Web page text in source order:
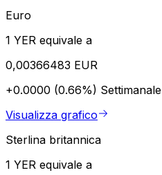
Euro
1 YER equivale a
0,00366483 EUR
+0.0000 (0.66%) Settimanale
Visualizza grafico
Sterlina britannica
1 YER equivale a